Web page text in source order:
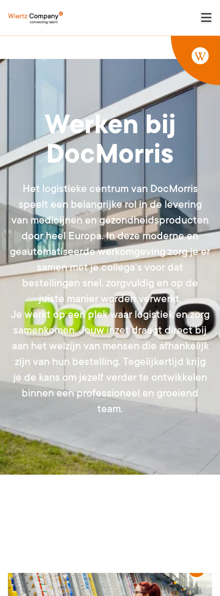
Werken bij
DocMorris
Het logistieke centrum van DocMorris
speelt een belangrijke rol in de levering
van medicijnen en gezondheidsproducten
door heel Europa. In deze moderne en
geautomatiseerde werkomgeving zorg je er
samen met je collega’s voor dat
bestellingen snel, zorgvuldig en op de
juiste manier worden verwerkt.
Je werkt op een plek waar logistiek en zorg
samenkomen. Jouw inzet draagt direct bij
aan het welzijn van mensen die afhankelijk
zijn van hun bestelling. Tegelijkertijd krijg
je de kans om jezelf verder te ontwikkelen
binnen een professioneel en groeiend
team.